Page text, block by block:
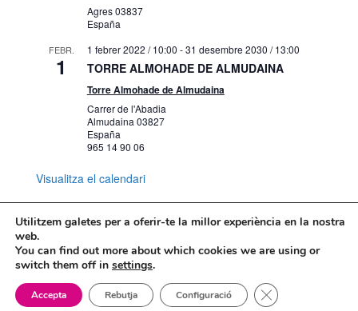
Agres03837
España
FEBR.
1
1 febrer 2022 / 10:00 -31 desembre 2030 / 13:00
TORRE ALMOHADE DE ALMUDAINA
Torre Almohade de Almudaina
Carrer de l'Abadia
Almudaina03827
España
965 14 90 06
Visualitza el calendari
Mapa web
Política de Privacidad
Politica de cookies
Utilitzem galetes per a oferir-te la millor experiència en la nostra
web.
You can find out more about which cookies we are using or
switch them off in settings.
Accepta Rebutja Configuració Tanca el bàner de